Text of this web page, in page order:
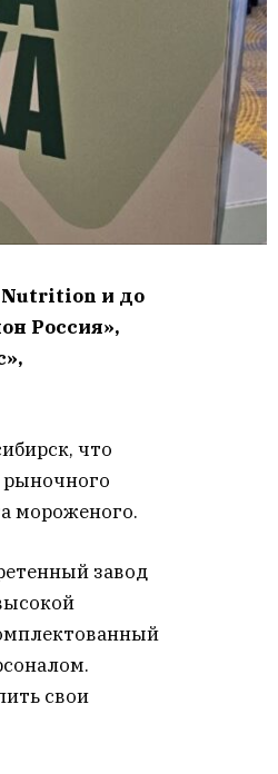
Nutrition и до
Россия»,
что
рыночного
мороженого.
завод
свои